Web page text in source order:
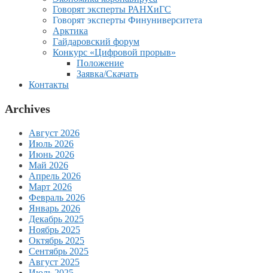
Говорят эксперты РАНХиГС
Говорят эксперты Финуниверситета
Арктика
Гайдаровский форум
Конкурс «Цифровой прорыв»
Положение
Заявка/Скачать
Контакты
Archives
Август 2026
Июль 2026
Июнь 2026
Май 2026
Апрель 2026
Март 2026
Февраль 2026
Январь 2026
Декабрь 2025
Ноябрь 2025
Октябрь 2025
Сентябрь 2025
Август 2025